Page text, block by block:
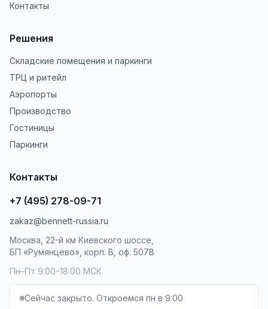
Контакты
Решения
Складские помещения и паркинги
ТРЦ и ритейл
Аэропорты
Производство
Гостиницы
Паркинги
Контакты
+7 (495) 278-09-71
zakaz@bennett-russia.ru
Москва, 22-й км Киевского шоссе,
БП «Румянцево», корп. В, оф. 507В
Пн–Пт 9:00–18:00 МСК
Сейчас закрыто. Откроемся пн в 9:00